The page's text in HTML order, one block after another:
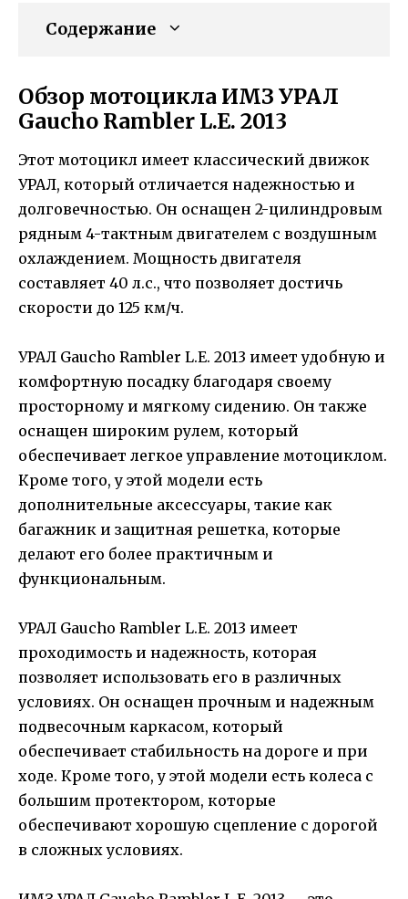
Содержание
Обзор мотоцикла ИМЗ УРАЛ
Gaucho Rambler L.E. 2013
Этот мотоцикл имеет классический движок
УРАЛ, который отличается надежностью и
долговечностью. Он оснащен 2-цилиндровым
рядным 4-тактным двигателем с воздушным
охлаждением. Мощность двигателя
составляет 40 л.с., что позволяет достичь
скорости до 125 км/ч.
УРАЛ Gaucho Rambler L.E. 2013 имеет удобную и
комфортную посадку благодаря своему
просторному и мягкому сидению. Он также
оснащен широким рулем, который
обеспечивает легкое управление мотоциклом.
Кроме того, у этой модели есть
дополнительные аксессуары, такие как
багажник и защитная решетка, которые
делают его более практичным и
функциональным.
УРАЛ Gaucho Rambler L.E. 2013 имеет
проходимость и надежность, которая
позволяет использовать его в различных
условиях. Он оснащен прочным и надежным
подвесочным каркасом, который
обеспечивает стабильность на дороге и при
ходе. Кроме того, у этой модели есть колеса с
большим протектором, которые
обеспечивают хорошую сцепление с дорогой
в сложных условиях.